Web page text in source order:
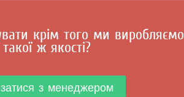
крім того ми виробляємо
такої ж якості?
з менеджером